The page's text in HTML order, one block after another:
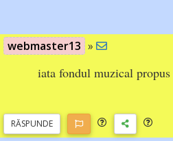
webmaster13 »
iata fondul muzical propus
RĂSPUNDE